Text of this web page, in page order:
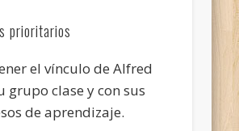
prioritarios
el vínculo de Alfred
grupo clase y con sus
de aprendizaje.